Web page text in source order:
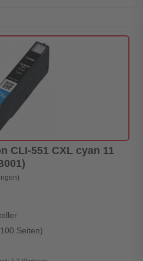
CLI-551 CXL cyan 11
Seiten)